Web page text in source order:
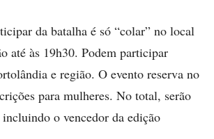
da batalha é só “colar” no local
até às 19h30. Podem participar
e região. O evento reserva no
para mulheres. No total, serão
o vencedor da edição